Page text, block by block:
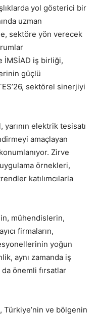
yol gösterici bir
uzman
sektöre yön verecek
İMSİAD iş birliği,
güçlü
sektörel sinerjiyi
yarının elektrik tesisatı
amaçlayan
Zirve
örnekleri,
katılımcılarla
mühendislerin,
firmaların,
yoğun
aynı zamanda iş
önemli fırsatlar
Türkiye’nin ve bölgenin